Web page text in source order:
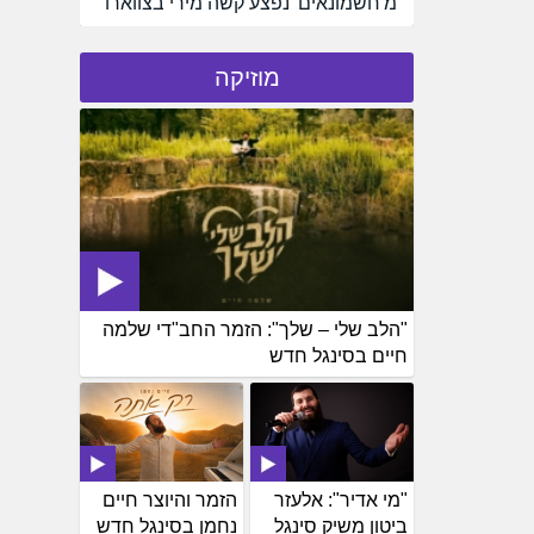
מוזיקה
"הלב שלי – שלך": הזמר החב"די שלמה
חיים בסינגל חדש
הזמר והיוצר חיים
נחמן בסינגל חדש
"מי אדיר": אלעזר
ביטון משיק סינגל